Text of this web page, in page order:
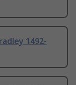
1492-